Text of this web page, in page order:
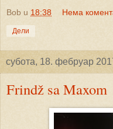
Bob u 18:38 Нема
Дели
субота, 18. фебруар
Frindž sa Maxom